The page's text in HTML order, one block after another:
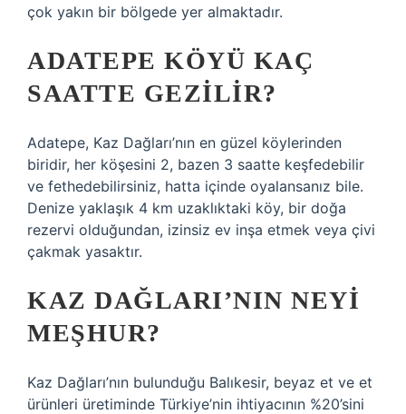
çok yakın bir bölgede yer almaktadır.
ADATEPE KÖYÜ KAÇ
SAATTE GEZILIR?
Adatepe, Kaz Dağları’nın en güzel köylerinden
biridir, her köşesini 2, bazen 3 saatte keşfedebilir
ve fethedebilirsiniz, hatta içinde oyalansanız bile.
Denize yaklaşık 4 km uzaklıktaki köy, bir doğa
rezervi olduğundan, izinsiz ev inşa etmek veya çivi
çakmak yasaktır.
KAZ DAĞLARI’NIN NEYI
MEŞHUR?
Kaz Dağları’nın bulunduğu Balıkesir, beyaz et ve et
ürünleri üretiminde Türkiye’nin ihtiyacının %20’sini